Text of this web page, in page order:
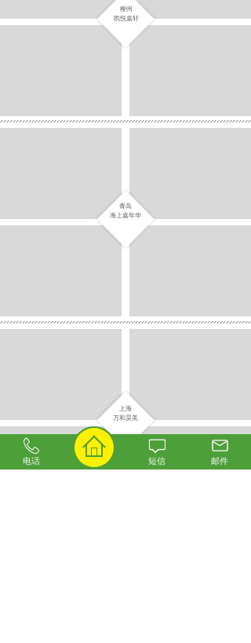
柳州
凯悦嘉轩
青岛
海上嘉年华
上海
万和昊美
电话 短信 邮件